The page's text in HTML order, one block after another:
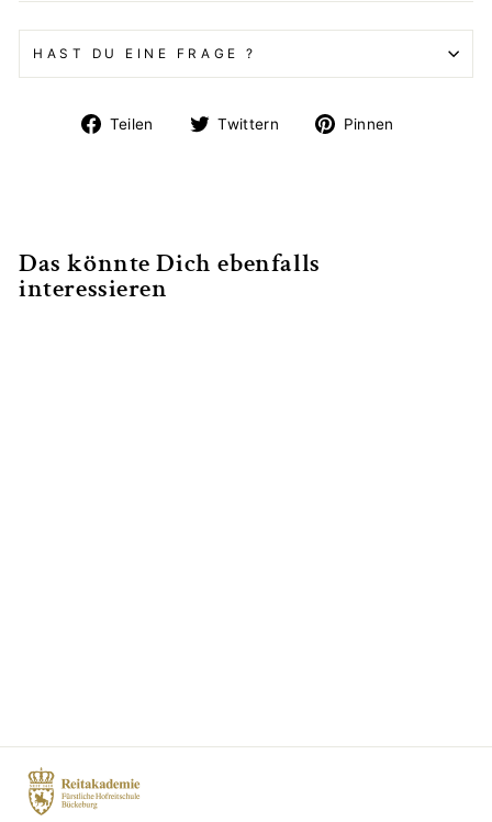
HAST DU EINE FRAGE ?
Teilen
Auf
Twittern
Auf
Pinnen
Das könnte Dich ebenfalls
interessieren